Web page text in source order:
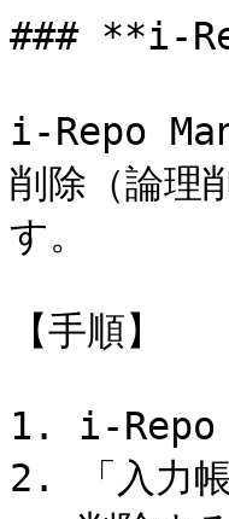
### **i-
i-Repo
削除（論理
す。
【手順】
1. i-Repo
2. 「入力